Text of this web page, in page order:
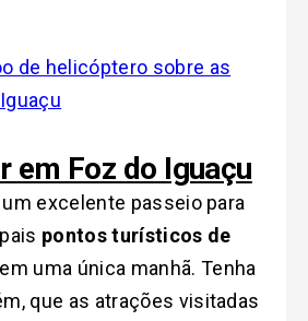
de helicóptero sobre as
em Foz do Iguaçu
excelente passeio para
pontos turísticos de
em uma única manhã. Tenha
que as atrações visitadas